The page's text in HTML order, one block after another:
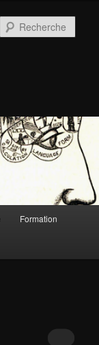
Formation